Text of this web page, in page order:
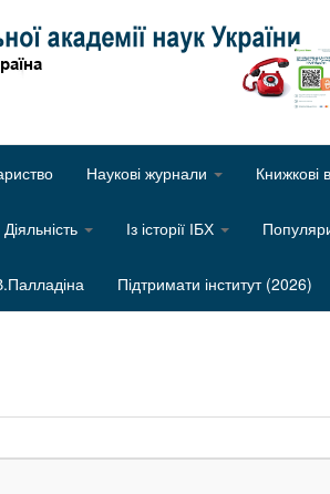
Оберіть
Наукові журнали Книжкові
Діяльність Із історії ІБХ
Підтримати інститут (2026)